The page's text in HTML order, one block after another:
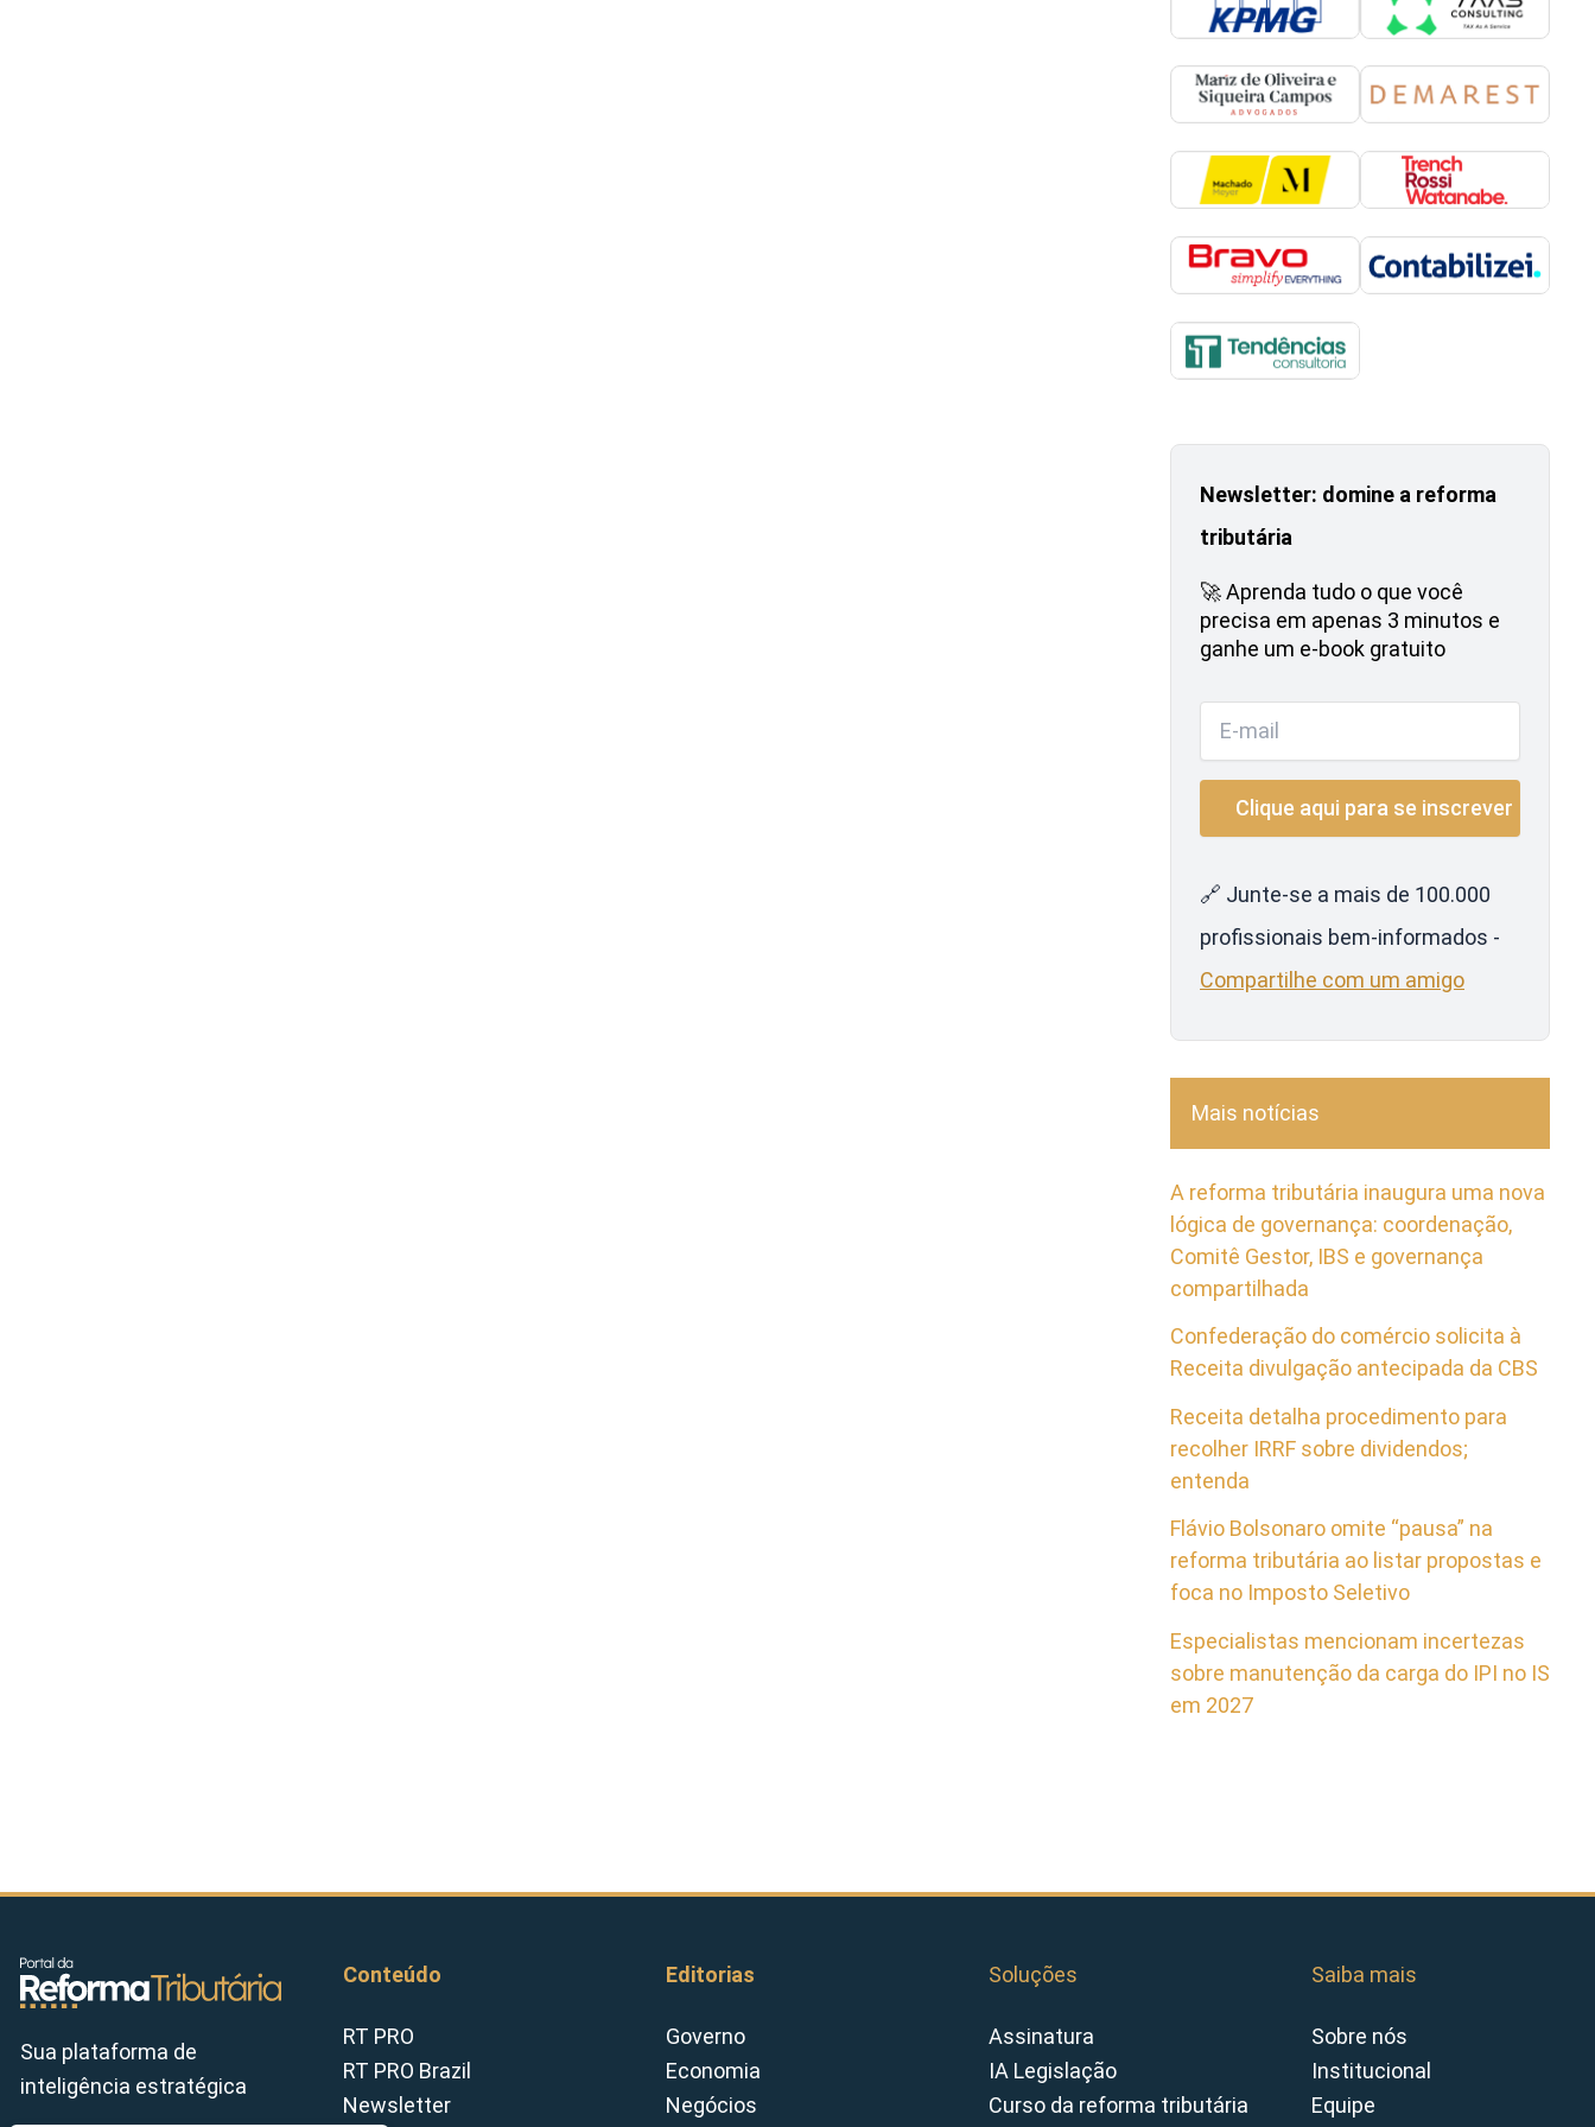
Newsletter: domine a reforma
tributária
🚀 Aprenda tudo o que você
precisa em apenas 3 minutos e
ganhe um e-book gratuito
🔗 Junte-se a mais de 100.000
profissionais bem-informados -
Compartilhe com um amigo
Mais notícias
A reforma tributária inaugura uma nova
lógica de governança: coordenação,
Comitê Gestor, IBS e governança
compartilhada
Confederação do comércio solicita à
Receita divulgação antecipada da CBS
Receita detalha procedimento para
recolher IRRF sobre dividendos;
entenda
Flávio Bolsonaro omite “pausa” na
reforma tributária ao listar propostas e
foca no Imposto Seletivo
Especialistas mencionam incertezas
sobre manutenção da carga do IPI no IS
em 2027
Sua plataforma de
inteligência estratégica
Conteúdo
RT PRO
RT PRO Brazil
Newsletter
Editorias
Governo
Economia
Negócios
Soluções
Assinatura
IA Legislação
Curso da reforma tributária
Saiba mais
Sobre nós
Institucional
Equipe